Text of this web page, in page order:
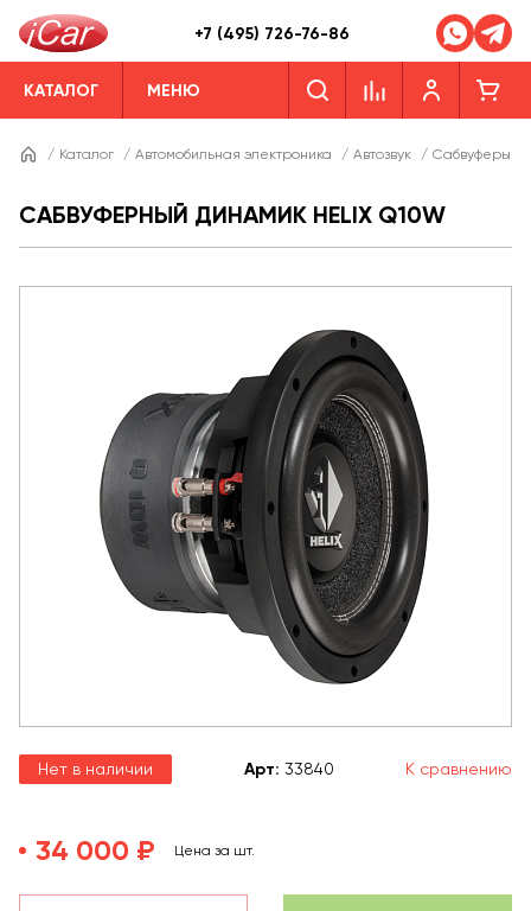
+7 (495) 726-76-86
КАТАЛОГ МЕНЮ
/ Каталог / Автомобильная электроника / Автозвук / Сабвуферы
САБВУФЕРНЫЙ ДИНАМИК HELIX Q10W
Нет в наличии Арт: 33840 К сравнению
34 000 ₽ Цена за шт.